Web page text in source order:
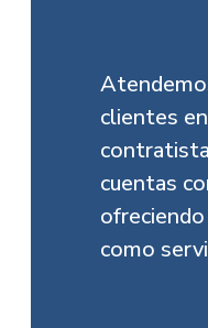
clientes
cuentas
como